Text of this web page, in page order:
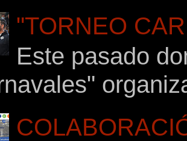
"TORNEO
Este pasado